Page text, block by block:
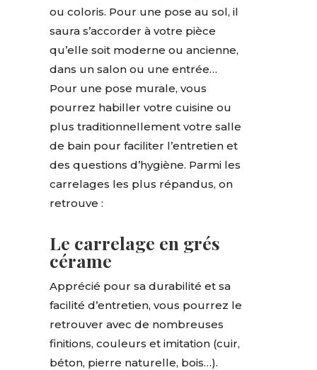
ou coloris. Pour une pose au sol, il
saura s’accorder à votre pièce
qu’elle soit moderne ou ancienne,
dans un salon ou une entrée…
Pour une pose murale, vous
pourrez habiller votre cuisine ou
plus traditionnellement votre salle
de bain pour faciliter l’entretien et
des questions d’hygiène. Parmi les
carrelages les plus répandus, on
retrouve :
Le carrelage en grés
cérame
Apprécié pour sa durabilité et sa
facilité d’entretien, vous pourrez le
retrouver avec de nombreuses
finitions, couleurs et imitation (cuir,
béton, pierre naturelle, bois…).